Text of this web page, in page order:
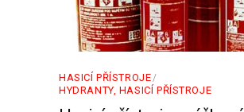
HASICÍ PŘÍSTROJE
HYDRANTY, HASICÍ PŘÍSTROJE